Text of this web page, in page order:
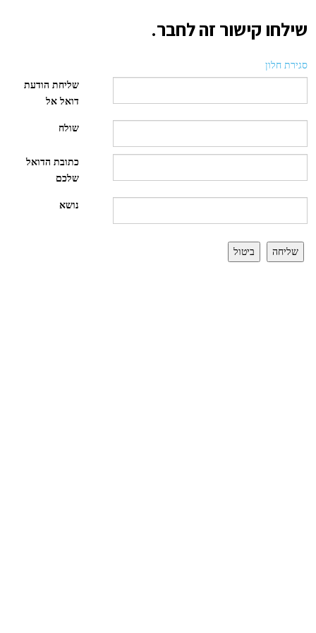
שילחו קישור זה לחבר.
סגירת חלון
שליחת הודעת
דואל אל
שולח
כתובת הדואל
שלכם
נושא
שליחה ביטול